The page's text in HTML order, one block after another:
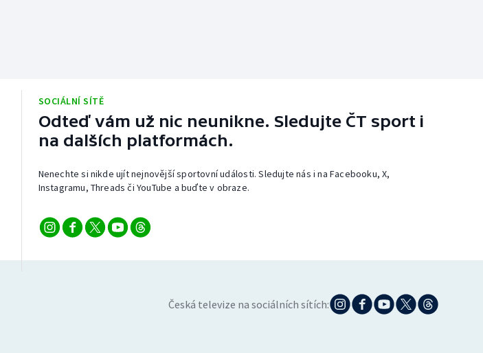
SOCIÁLNÍ SÍTĚ
Odteď vám už nic neunikne. Sledujte ČT sport i
na dalších platformách.
Nenechte si nikde ujít nejnovější sportovní události. Sledujte nás i na Facebooku, X,
Instagramu, Threads či YouTube a buďte v obraze.
Česká televize na sociálních sítích: